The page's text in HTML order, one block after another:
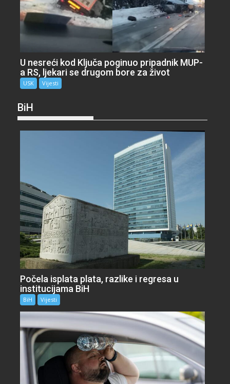
U nesreći kod Ključa poginuo pripadnik MUP-
a RS, ljekari se drugom bore za život
USK Vijesti
BiH
Počela isplata plata, razlike i regresa u
institucijama BiH
BiH Vijesti